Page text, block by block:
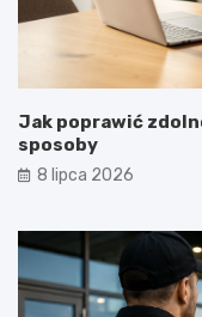
Jak poprawić
sposoby
8 lipca 2026